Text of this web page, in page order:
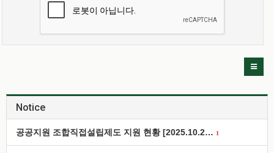
Notice
공공지원 조합직접설립제도 지원 현황 [2025.10.2… 1